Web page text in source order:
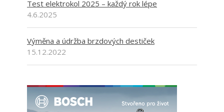
Test elektrokol 2025 – každý rok lépe
4.6.2025
Výměna a údržba brzdových destiček
15.12.2022